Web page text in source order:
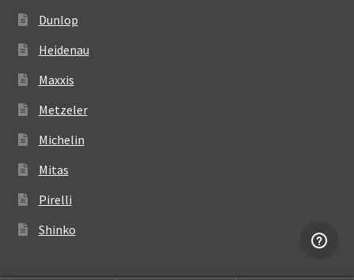
Dunlop
Heidenau
Maxxis
Metzeler
Michelin
Mitas
Pirelli
Shinko